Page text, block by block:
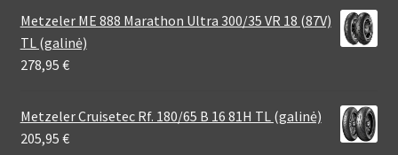
Metzeler ME 888 Marathon Ultra 300/35 VR 18 (87V)
TL (galinė)
278,95 €
Metzeler Cruisetec Rf. 180/65 B 16 81H TL (galinė)
205,95 €